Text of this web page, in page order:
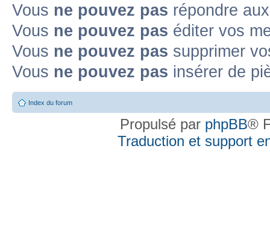
Vous ne pouvez pas répondre
Vous ne pouvez pas éditer vos
Vous ne pouvez pas supprimer
Vous ne pouvez pas insérer de
Index du forum
Propulsé par phpBB®
Traduction et support